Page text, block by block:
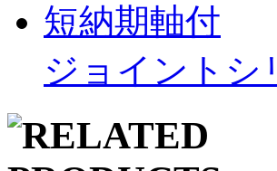
短納期軸付
ジョイントシ